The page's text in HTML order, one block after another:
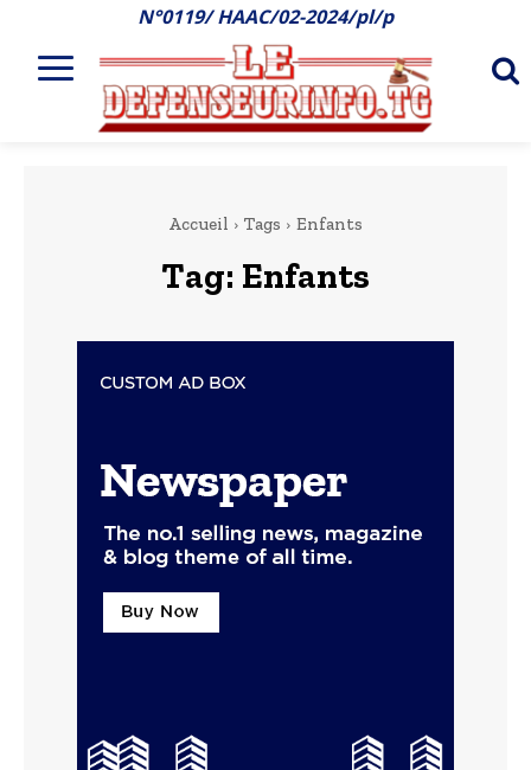
N°0119/ HAAC/02-2024/pl/p
Accueil Tags Enfants
Tag: Enfants